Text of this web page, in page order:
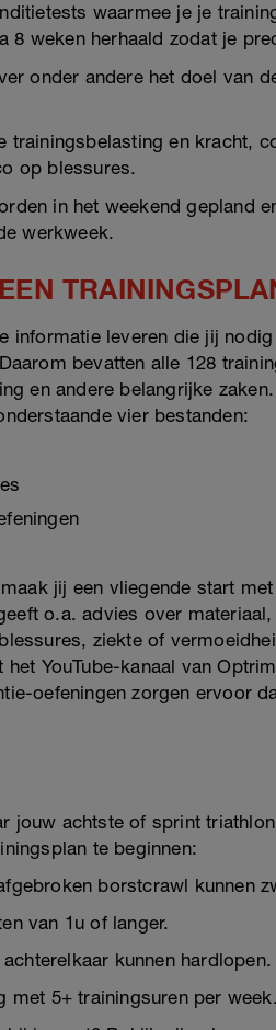
waarmee je je
8 weken herhaald zodat je
onder andere het doel van
trainingsbelasting en kracht,
op blessures.
in het weekend gepland
werkweek.
informatie leveren die jij
bevatten alle 128
en andere belangrijke
vier bestanden:
jij een vliegende start
o.a. advies over
ziekte of
YouTube-kanaal van
oefeningen zorgen ervoor
jouw achtste of sprint
te beginnen:
borstcrawl kunnen
van 1u of langer.
kunnen hardlopen.
met 5+ trainingsuren per week.